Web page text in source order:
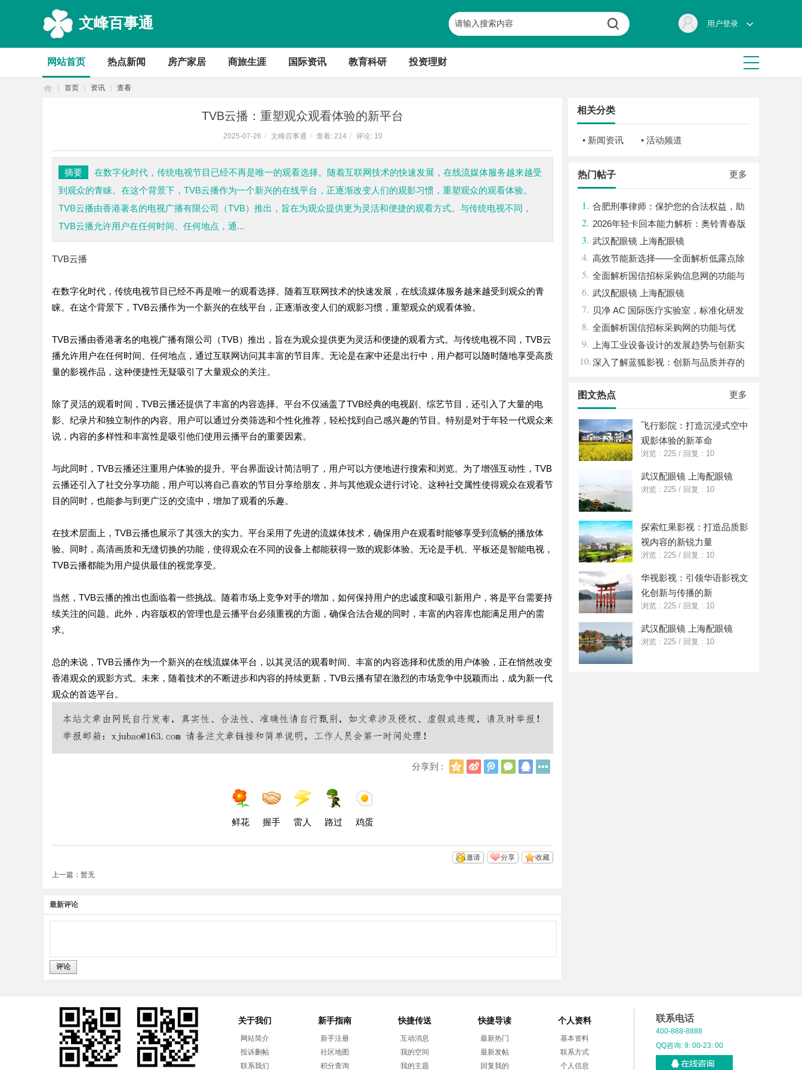
文峰百事通 用户登录
网站首页 热点新闻 房产家居 商旅生涯 国际资讯 教育科研 投资理财
首页 资讯 查看
TVB云播：重塑观众观看体验的新平台
2025-07-26 / 文峰百事通 / 查看: 214 / 评论: 10
摘要
在数字化时代，传统电视节目已经不再是唯一的观看选择。随着互联网技术的快速发展，在线流媒体服务越来越受
到观众的青睐。在这个背景下，TVB云播作为一个新兴的在线平台，正逐渐改变人们的观影习惯，重塑观众的观看体验。
TVB云播由香港著名的电视广播有限公司（TVB）推出，旨在为观众提供更为灵活和便捷的观看方式。与传统电视不同，
TVB云播允许用户在任何时间、任何地点，通...
TVB云播
在数字化时代，传统电视节目已经不再是唯一的观看选择。随着互联网技术的快速发展，在线流媒体服务越来越受到观众的青
睐。在这个背景下，TVB云播作为一个新兴的在线平台，正逐渐改变人们的观影习惯，重塑观众的观看体验。
TVB云播由香港著名的电视广播有限公司（TVB）推出，旨在为观众提供更为灵活和便捷的观看方式。与传统电视不同，TVB云
播允许用户在任何时间、任何地点，通过互联网访问其丰富的节目库。无论是在家中还是出行中，用户都可以随时随地享受高质
量的影视作品，这种便捷性无疑吸引了大量观众的关注。
除了灵活的观看时间，TVB云播还提供了丰富的内容选择。平台不仅涵盖了TVB经典的电视剧、综艺节目，还引入了大量的电
影、纪录片和独立制作的内容。用户可以通过分类筛选和个性化推荐，轻松找到自己感兴趣的节目。特别是对于年轻一代观众来
说，内容的多样性和丰富性是吸引他们使用云播平台的重要因素。
与此同时，TVB云播还注重用户体验的提升。平台界面设计简洁明了，用户可以方便地进行搜索和浏览。为了增强互动性，TVB
云播还引入了社交分享功能，用户可以将自己喜欢的节目分享给朋友，并与其他观众进行讨论。这种社交属性使得观众在观看节
目的同时，也能参与到更广泛的交流中，增加了观看的乐趣。
在技术层面上，TVB云播也展示了其强大的实力。平台采用了先进的流媒体技术，确保用户在观看时能够享受到流畅的播放体
验。同时，高清画质和无缝切换的功能，使得观众在不同的设备上都能获得一致的观影体验。无论是手机、平板还是智能电视，
TVB云播都能为用户提供最佳的视觉享受。
当然，TVB云播的推出也面临着一些挑战。随着市场上竞争对手的增加，如何保持用户的忠诚度和吸引新用户，将是平台需要持
续关注的问题。此外，内容版权的管理也是云播平台必须重视的方面，确保合法合规的同时，丰富的内容库也能满足用户的需
求。
总的来说，TVB云播作为一个新兴的在线流媒体平台，以其灵活的观看时间、丰富的内容选择和优质的用户体验，正在悄然改变
香港观众的观影方式。未来，随着技术的不断进步和内容的持续更新，TVB云播有望在激烈的市场竞争中脱颖而出，成为新一代
观众的首选平台。
分享到 :
Q
新
浪
腾
讯
微
信
Q
鲜花 握手 雷人 路过 鸡蛋
收藏
分享
邀请
上一篇：暂无
最新评论
评论
相关分类
• 新闻资讯 • 活动频道
更多
热门帖子
1. 合肥刑事律师：保护您的合法权益，助
您走出法律困境
2. 2026年轻卡回本能力解析：奥铃青春版
回本关键因素与高潜力车型介绍
3. 武汉配眼镜 上海配眼镜
4. 高效节能新选择——全面解析低露点除
湿机的应用与优势
5. 全面解析国信招标采购信息网的功能与
优势
6. 武汉配眼镜 上海配眼镜
7. 贝净 AC 国际医疗实验室，标准化研发
体系全解析
8. 全面解析国信招标采购网的功能与优
势，助力企业高效招标采购
9.
上海工业设备设计的发展趋势与创新实
践探索
10.深入了解蓝狐影视：创新与品质并存的
更多
图文热点
飞行影院：打造沉浸式空中
观影体验的新革命
浏览 : 225 / 回复 : 10
武汉配眼镜 上海配眼镜
浏览 : 225 / 回复 : 10
探索红果影视：打造品质影
视内容的新锐力量
浏览 : 225 / 回复 : 10
华视影视：引领华语影视文
化创新与传播的新
浏览 : 225 / 回复 : 10
武汉配眼镜 上海配眼镜
浏览 : 225 / 回复 : 10
关于我们
网站简介
投诉删帖
联系我们
新手指南
新手注册
社区地图
积分查询
快捷传送
互动消息
我的空间
我的主题
快捷导读
最新热门
最新发帖
回复我的
个人资料
基本资料
联系方式
个人信息
联系电话
400-888-8888
QQ咨询: 9: 00-23: 00